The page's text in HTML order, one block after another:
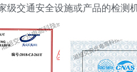
级交通安全设施或产品的检